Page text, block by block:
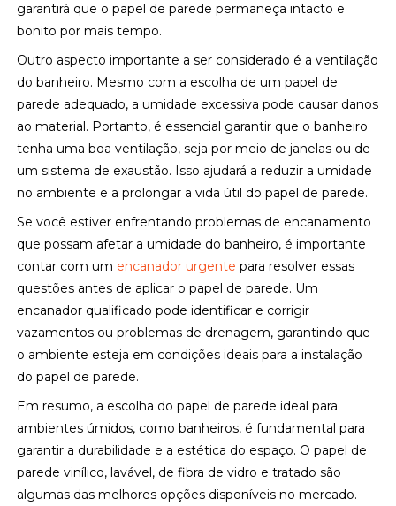
garantirá que o papel de parede permaneça intacto e
bonito por mais tempo.
Outro aspecto importante a ser considerado é a ventilação
do banheiro. Mesmo com a escolha de um papel de
parede adequado, a umidade excessiva pode causar danos
ao material. Portanto, é essencial garantir que o banheiro
tenha uma boa ventilação, seja por meio de janelas ou de
um sistema de exaustão. Isso ajudará a reduzir a umidade
no ambiente e a prolongar a vida útil do papel de parede.
Se você estiver enfrentando problemas de encanamento
que possam afetar a umidade do banheiro, é importante
contar com um encanador urgente para resolver essas
questões antes de aplicar o papel de parede. Um
encanador qualificado pode identificar e corrigir
vazamentos ou problemas de drenagem, garantindo que
o ambiente esteja em condições ideais para a instalação
do papel de parede.
Em resumo, a escolha do papel de parede ideal para
ambientes úmidos, como banheiros, é fundamental para
garantir a durabilidade e a estética do espaço. O papel de
parede vinílico, lavável, de fibra de vidro e tratado são
algumas das melhores opções disponíveis no mercado.